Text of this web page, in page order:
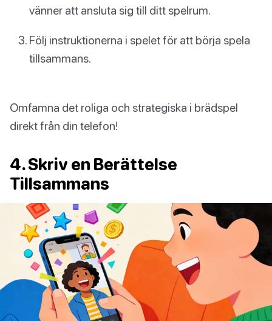
vänner att ansluta sig till ditt spelrum.
Följ instruktionerna i spelet för att börja spela
tillsammans.
Omfamna det roliga och strategiska i brädspel
direkt från din telefon!
4. Skriv en Berättelse
Tillsammans